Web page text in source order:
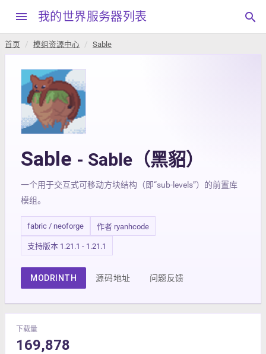
menu 我的世界服务器列表 search
首页 模组资源中心 Sable
Sable - Sable（黑貂）
一个用于交互式可移动方块结构（即“sub-levels”）的前置库
模组。
fabric / neoforge 作者 ryanhcode
支持版本 1.21.1 - 1.21.1
MODRINTH 源码地址 问题反馈
下载量
169,878